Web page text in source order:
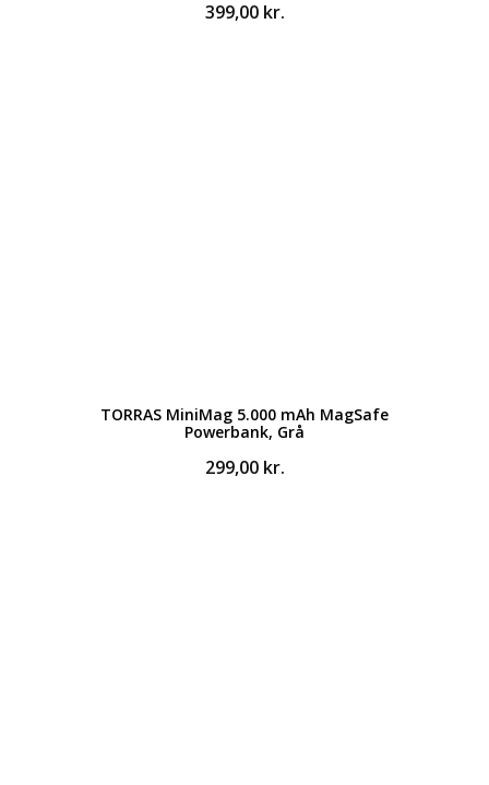
399,00 kr.
TORRAS MiniMag 5.000 mAh MagSafe
Powerbank, Grå
299,00 kr.